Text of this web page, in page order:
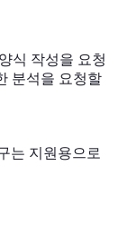
식 작성을 요청
분석을 요청할
는 지원용으로